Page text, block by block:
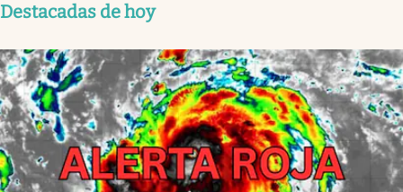
Destacadas de hoy